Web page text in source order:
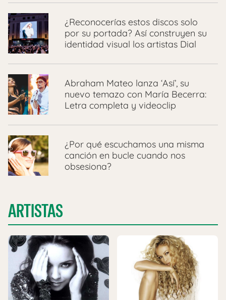
¿Reconocerías estos discos solo
por su portada? Así construyen su
identidad visual los artistas Dial
Abraham Mateo lanza ‘Así’, su
nuevo temazo con María Becerra:
Letra completa y videoclip
¿Por qué escuchamos una misma
canción en bucle cuando nos
obsesiona?
ARTISTAS